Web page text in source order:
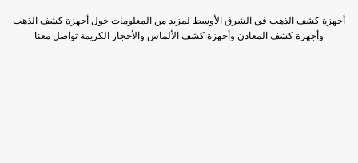
أجهزة كشف الذهب في الشرق الأوسط لمزيد من المعلومات حول أجهزة كشف الذهب
وأجهزة كشف المعادن وأجهزة كشف الألماس والأحجار الكريمة تواصل معنا